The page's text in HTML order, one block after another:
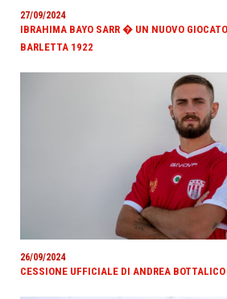
27/09/2024
IBRAHIMA BAYO SARR � UN NUOVO
BARLETTA 1922
26/09/2024
CESSIONE UFFICIALE DI ANDREA